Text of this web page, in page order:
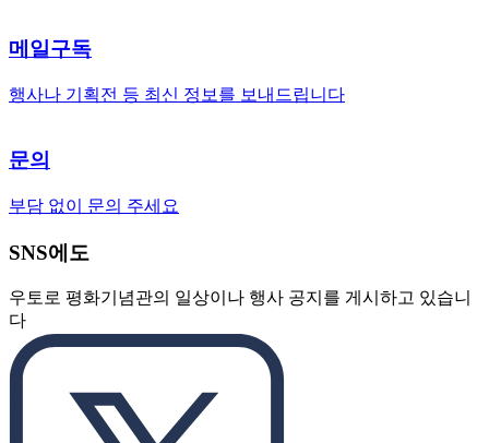
메일구독
행사나 기획전 등 최신 정보를 보내드립니다
문의
부담 없이 문의 주세요
SNS에도
우토로 평화기념관의 일상이나 행사 공지를 게시하고 있습니
다